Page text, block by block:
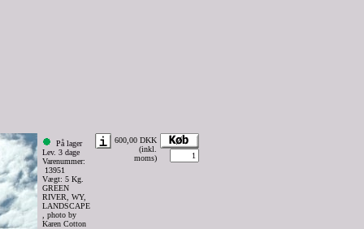
På lager
Lev. 3 dage
Varenummer:
13951
Vægt: 5 Kg.
GREEN
RIVER, WY,
LANDSCAPE
, photo by
Karen Cotton
600,00 DKK
(inkl.
moms)